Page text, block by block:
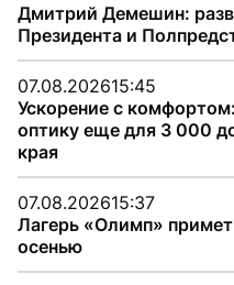
Дмитрий Демешин:
Президента и
07.08.202615:45
Ускорение с
оптику еще для 3 000
края
07.08.202615:37
Лагерь «Олимп»
осенью